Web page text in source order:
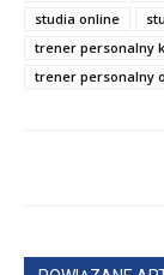
studia online
trener personalny
trener personalny